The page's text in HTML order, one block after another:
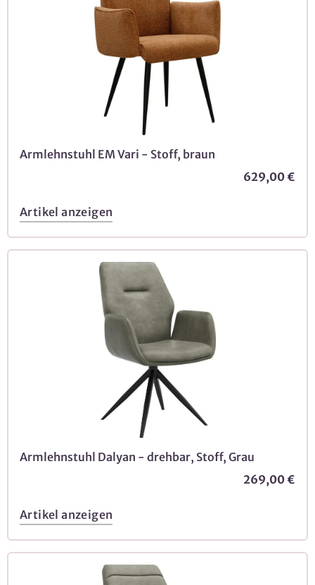
Armlehnstuhl EM Vari - Stoff, braun
629,00 €
Artikel anzeigen
Armlehnstuhl Dalyan - drehbar, Stoff, Grau
269,00 €
Artikel anzeigen